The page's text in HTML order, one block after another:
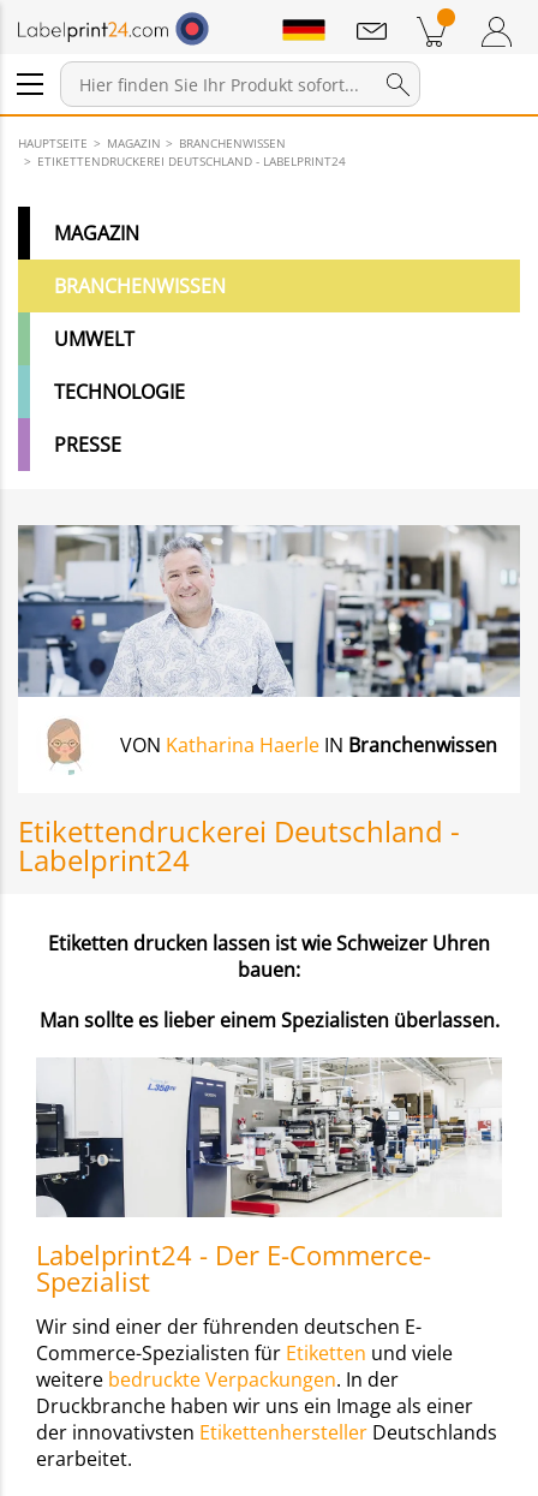
Anmelden / Registrieren
Warenkorb Zum Warenkorb
Mitteilungen
HAUPTSEITE MAGAZIN
BRANCHENWISSEN
ETIKETTENDRUCKEREI DEUTSCHLAND - LABELPRINT24
MAGAZIN
BRANCHENWISSEN
UMWELT
TECHNOLOGIE
PRESSE
VON Katharina Haerle IN Branchenwissen
Etikettendruckerei Deutschland -
Labelprint24
Etiketten drucken lassen ist wie Schweizer Uhren
bauen:
Man sollte es lieber einem Spezialisten überlassen.
Labelprint24 - Der E-Commerce-
Spezialist
Wir sind einer der führenden deutschen E-
Commerce-Spezialisten für Etiketten und viele
weitere bedruckte Verpackungen. In der
Druckbranche haben wir uns ein Image als einer
der innovativsten Etikettenhersteller Deutschlands
erarbeitet.